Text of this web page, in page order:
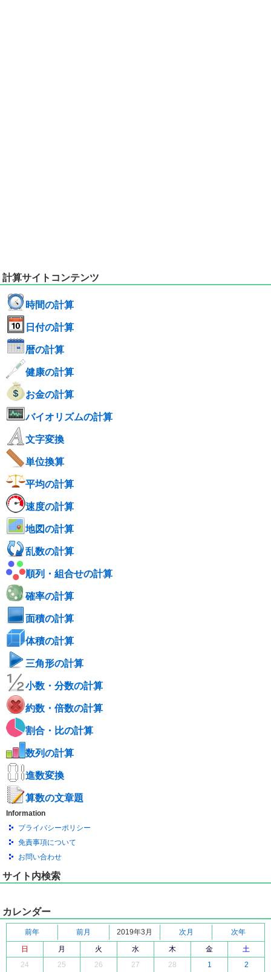
計算サイトコンテンツ
時間の計算
日付の計算
暦の計算
健康の計算
お金の計算
バイオリズムの計算
文字変換
単位換算
平均の計算
速度の計算
地図の計算
乱数の計算
順列・組合せの計算
確率の計算
面積の計算
体積の計算
三角形の計算
小数・分数の計算
約数・倍数の計算
割合・比の計算
数列の計算
進数変換
算数の文章題
Information
プライバシーポリシー
免責事項について
お問い合わせ
サイト内検索
カレンダー
前年 前月 2019年3月 次月
次年
日
月 火 水 木 金
土
24
25 26 27 28 1 2